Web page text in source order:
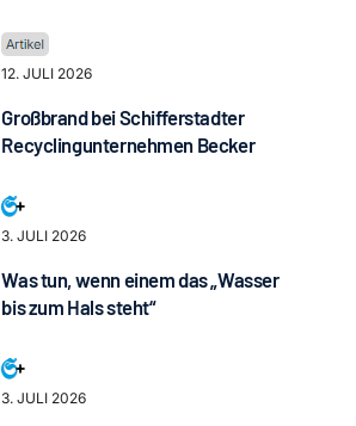
12. JULI 2026
Großbrand bei Schifferstadter
Recyclingunternehmen Becker
3. JULI 2026
Was tun, wenn einem das „Wasser
bis zum Hals steht“
3. JULI 2026